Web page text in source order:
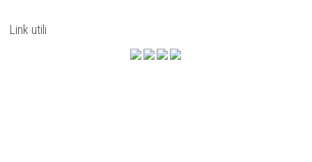
Link utili